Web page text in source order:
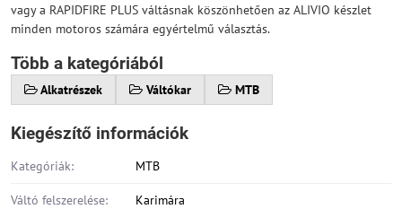
vagy a RAPIDFIRE PLUS váltásnak köszönhetően az ALIVIO készlet
minden motoros számára egyértelmű választás.
Több a kategóriából
Alkatrészek Váltókar MTB
Kiegészítő információk
Kategóriák: MTB
Váltó felszerelése: Karimára